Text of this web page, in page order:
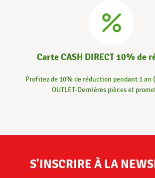
Carte CASH DIRECT 10% de
Profitez de 10% de réduction pendant 1 an
OUTLET-Dernières pièces et
S'INSCRIRE À LA